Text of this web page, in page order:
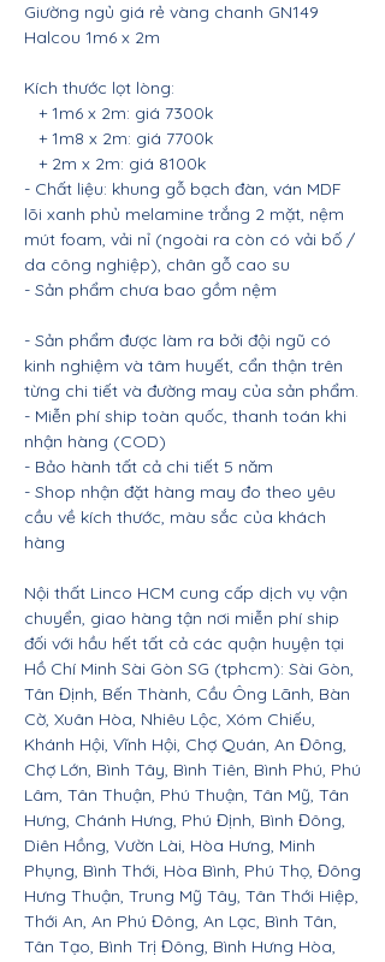
Giường ngủ giá rẻ vàng chanh GN149
Halcou 1m6 x 2m
Kích thước lọt lòng:
+ 1m6 x 2m: giá 7300k
+ 1m8 x 2m: giá 7700k
+ 2m x 2m: giá 8100k
- Chất liệu: khung gỗ bạch đàn, ván MDF
lõi xanh phủ melamine trắng 2 mặt, nệm
mút foam, vải nỉ (ngoài ra còn có vải bố /
da công nghiệp), chân gỗ cao su
- Sản phẩm chưa bao gồm nệm
- Sản phẩm được làm ra bởi đội ngũ có
kinh nghiệm và tâm huyết, cẩn thận trên
từng chi tiết và đường may của sản phẩm.
- Miễn phí ship toàn quốc, thanh toán khi
nhận hàng (COD)
- Bảo hành tất cả chi tiết 5 năm
- Shop nhận đặt hàng may đo theo yêu
cầu về kích thước, màu sắc của khách
hàng
Nội thất Linco HCM cung cấp dịch vụ vận
chuyển, giao hàng tận nơi miễn phí ship
đối với hầu hết tất cả các quận huyện tại
Hồ Chí Minh Sài Gòn SG (tphcm): Sài Gòn,
Tân Định, Bến Thành, Cầu Ông Lãnh, Bàn
Cờ, Xuân Hòa, Nhiêu Lộc, Xóm Chiếu,
Khánh Hội, Vĩnh Hội, Chợ Quán, An Đông,
Chợ Lớn, Bình Tây, Bình Tiên, Bình Phú, Phú
Lâm, Tân Thuận, Phú Thuận, Tân Mỹ, Tân
Hưng, Chánh Hưng, Phú Định, Bình Đông,
Diên Hồng, Vườn Lài, Hòa Hưng, Minh
Phụng, Bình Thới, Hòa Bình, Phú Thọ, Đông
Hưng Thuận, Trung Mỹ Tây, Tân Thới Hiệp,
Thới An, An Phú Đông, An Lạc, Bình Tân,
Tân Tạo, Bình Trị Đông, Bình Hưng Hòa,